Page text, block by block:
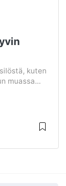
kuten
muassa...